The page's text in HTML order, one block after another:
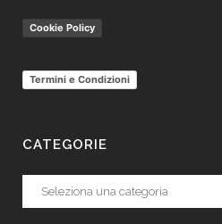
Cookie Policy
Termini e Condizioni
CATEGORIE
Categorie